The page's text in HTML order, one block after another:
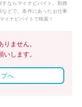
ならマイナビバイト。勤務
どで、条件にあったお仕事
イナビバイトで検索！
ません。
します。
プへ